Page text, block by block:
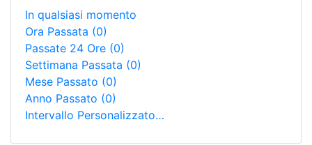
In qualsiasi momento
Ora Passata (0)
Passate 24 Ore (0)
Settimana Passata (0)
Mese Passato (0)
Anno Passato (0)
Intervallo Personalizzato…